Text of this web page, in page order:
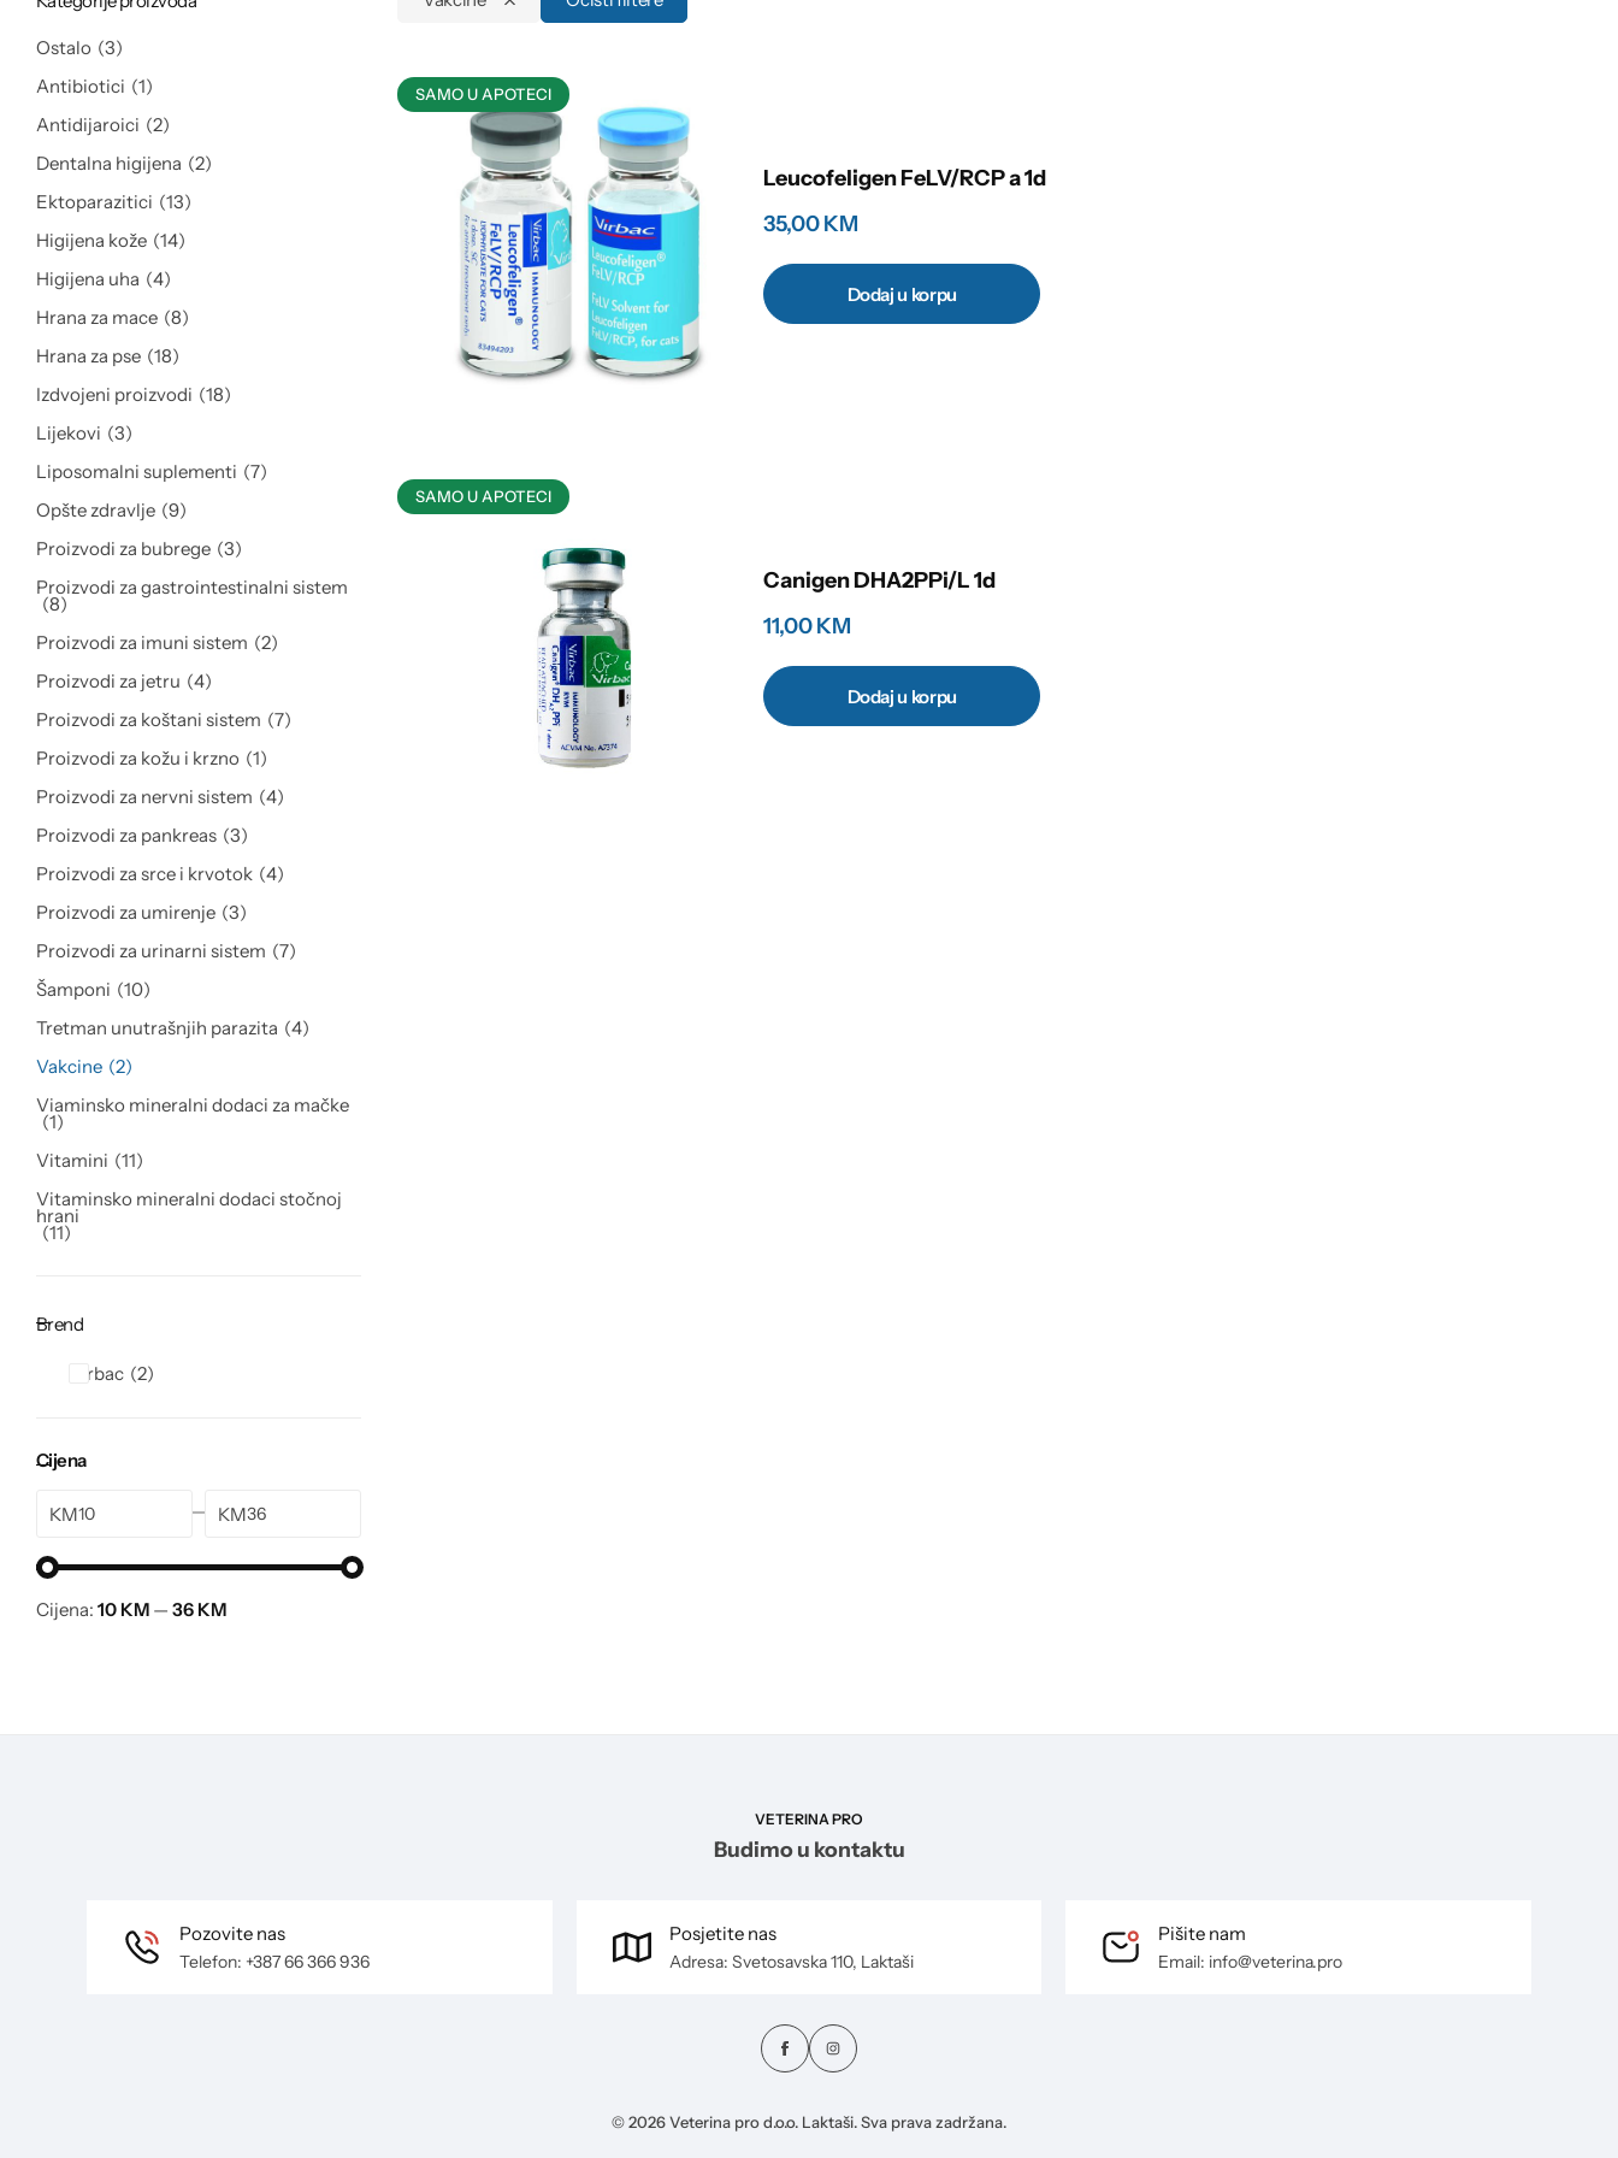
SAMO U APOTECI
Leucofeligen FeLV/RCP a 1d
35,00KM
Dodaj u korpu
SAMO U APOTECI
Canigen DHA2PPi/L 1d
11,00KM
Dodaj u korpu
Ostalo
3
Antibiotici
1
Antidijaroici
2
Dentalna higijena
2
Ektoparazitici
13
Higijena kože 14
Higijena uha
4
Hrana za mace 8
Hrana za pse 18
Izdvojeni proizvodi
18
Lijekovi
3
Liposomalni suplementi
7
Opšte zdravlje 9
Proizvodi za bubrege 3
Proizvodi za gastrointestinalni sistem
8
Proizvodi za imuni sistem
2
Proizvodi za jetru
4
Proizvodi za koštani sistem
7
Proizvodi za kožu i krzno
1
Proizvodi za nervni sistem
4
Proizvodi za pankreas 3
Proizvodi za srce i krvotok 4
Proizvodi za umirenje 3
Proizvodi za urinarni sistem
7
Šamponi
10
Tretman unutrašnjih parazita
4
Vakcine 2
Viaminsko mineralni dodaci za mačke
1
Vitamini
11
Vitaminsko mineralni dodaci stočnoj
hrani
11
Brend
Virbac 2
Cijena
KM KM
Cijena: 10 KM — 36 KM
VETERINA PRO
Budimo u kontaktu
Pozovite nas
Telefon: +387 66 366 936
Posjetite nas
Adresa: Svetosavska 110, Laktaši
Pišite nam
Email: info@veterina.pro
© 2026 Veterina pro d.o.o. Laktaši. Sva prava zadržana.
Proizvodi za urinarni sistem
Proizvodi za jetru
Proizvodi za pankreas
Proizvodi za kožu i krzno
Dentalna higijena
Higijena uha
Viaminsko mineralni dodaci za mačke